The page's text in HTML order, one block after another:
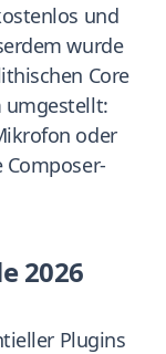
und
wurde
Core
umgestellt:
oder
2026
Plugins